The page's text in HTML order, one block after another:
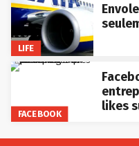
LIFE
FACEBOOK
likes